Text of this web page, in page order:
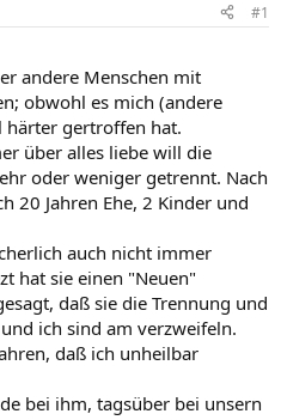
#1
andere Menschen mit
obwohl es mich (andere
härter gertroffen hat.
über alles liebe will die
oder weniger getrennt. Nach
20 Jahren Ehe, 2 Kinder und
auch nicht immer
hat sie einen "Neuen"
daß sie die Trennung und
ich sind am verzweifeln.
daß ich unheilbar
bei ihm, tagsüber bei unsern